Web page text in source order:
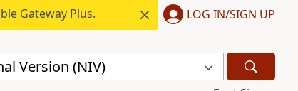
Gateway Plus. LOG IN/SIGN UP
Version (NIV)